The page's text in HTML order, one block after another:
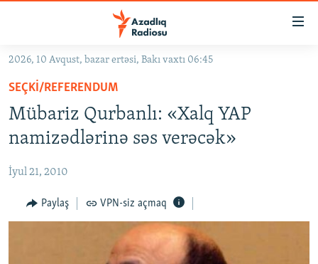
Əsas
qayıt
Əsas
naviqasiyaya
qayıt
Axtarışa
keç
GÜNDƏM
#İZAHLA
KORRUPSIOMETR
FƏRQƏ BAX
QANUNI DOĞRU
2026, 10 Avqust, bazar ertəsi, Bakı vaxtı 06:45
SEÇKI/REFERENDUM
Mübariz Qurbanlı: «Xalq YAP
namizədlərinə səs verəcək»
İyul 21, 2010
Paylaş VPN-siz açmaq